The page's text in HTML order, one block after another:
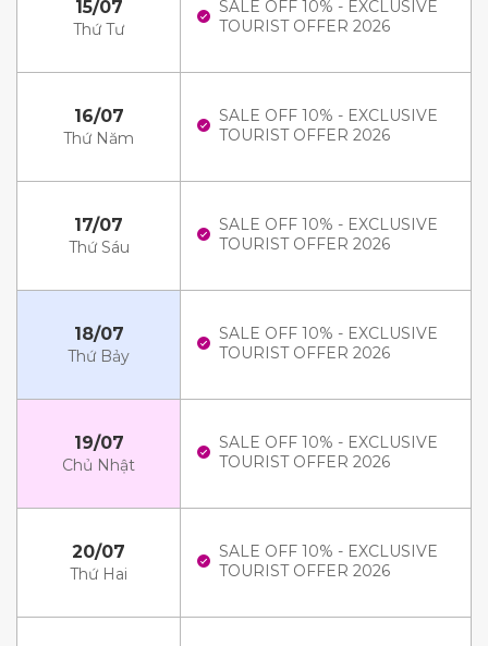
15/07
Thứ Tư
SALE OFF 10% - EXCLUSIVE
TOURIST OFFER 2026
16/07
Thứ Năm
SALE OFF 10% - EXCLUSIVE
TOURIST OFFER 2026
17/07
Thứ Sáu
SALE OFF 10% - EXCLUSIVE
TOURIST OFFER 2026
18/07
Thứ Bảy
SALE OFF 10% - EXCLUSIVE
TOURIST OFFER 2026
19/07
Chủ Nhật
SALE OFF 10% - EXCLUSIVE
TOURIST OFFER 2026
20/07
Thứ Hai
SALE OFF 10% - EXCLUSIVE
TOURIST OFFER 2026